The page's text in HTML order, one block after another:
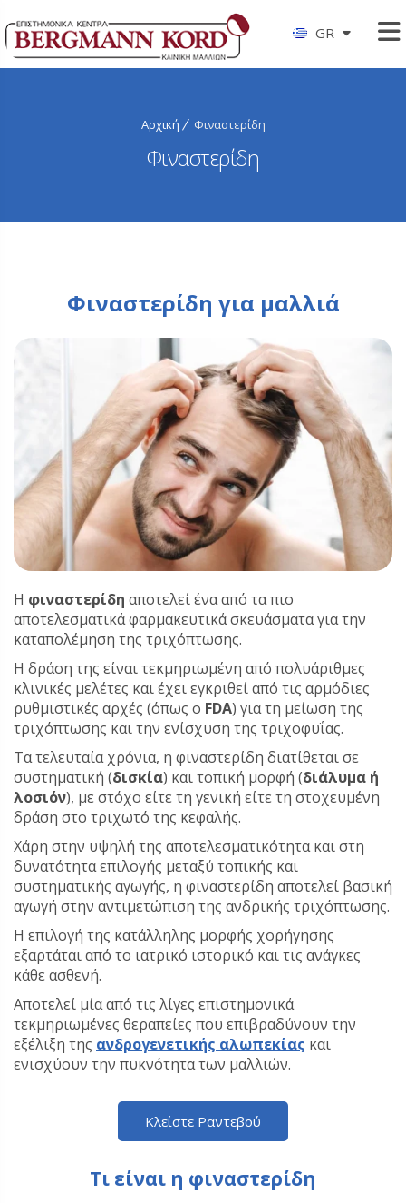
GR
Αρχική Φιναστερίδη
Φιναστερίδη
Φιναστερίδη για μαλλιά
Η φιναστερίδη αποτελεί ένα από τα πιο
αποτελεσματικά φαρμακευτικά σκευάσματα για την
καταπολέμηση της τριχόπτωσης.
Η δράση της είναι τεκμηριωμένη από πολυάριθμες
κλινικές μελέτες και έχει εγκριθεί από τις αρμόδιες
ρυθμιστικές αρχές (όπως ο FDA) για τη μείωση της
τριχόπτωσης και την ενίσχυση της τριχοφυΐας.
Τα τελευταία χρόνια, η φιναστερίδη διατίθεται σε
συστηματική (δισκία) και τοπική μορφή (διάλυμα ή
λοσιόν), με στόχο είτε τη γενική είτε τη στοχευμένη
δράση στο τριχωτό της κεφαλής.
Χάρη στην υψηλή της αποτελεσματικότητα και στη
δυνατότητα επιλογής μεταξύ τοπικής και
συστηματικής αγωγής, η φιναστερίδη αποτελεί βασική
αγωγή στην αντιμετώπιση της ανδρικής τριχόπτωσης.
Η επιλογή της κατάλληλης μορφής χορήγησης
εξαρτάται από το ιατρικό ιστορικό και τις ανάγκες
κάθε ασθενή.
Αποτελεί μία από τις λίγες επιστημονικά
τεκμηριωμένες θεραπείες που επιβραδύνουν την
εξέλιξη της ανδρογενετικής αλωπεκίας και
ενισχύουν την πυκνότητα των μαλλιών.
Κλείστε Ραντεβού
Τι είναι η φιναστερίδη